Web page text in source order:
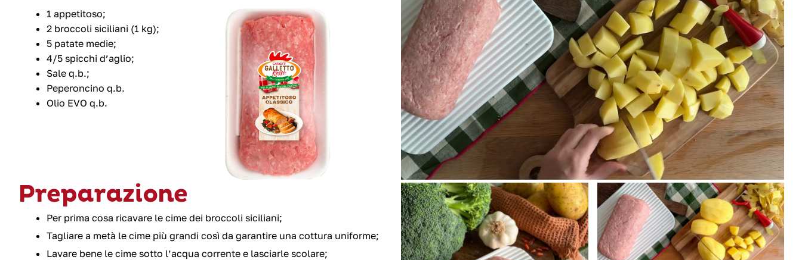
1 appetitoso;
2 broccoli siciliani (1 kg);
5 patate medie;
4/5 spicchi d’aglio;
Sale q.b.;
Peperoncino q.b.
Olio EVO q.b.
Preparazione
Per prima cosa ricavare le cime dei broccoli siciliani;
Tagliare a metà le cime più grandi così da garantire una cottura uniforme;
Lavare bene le cime sotto l’acqua corrente e lasciarle scolare;